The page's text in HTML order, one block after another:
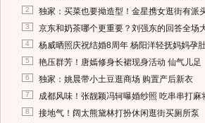
2 独家：买菜也要拗造型！金星携女逛街有派
3 京东和奶茶哪个更重要？刘强东的回答全场
4 杨威晒照庆祝结婚8周年 杨阳洋轻抚妈妈孕
5 艳压群芳！唐嫣修身长裙现身活动 仙气儿足
6 独家：姚晨带小土豆逛商场 购置产后新衣
7 成都风味！张靓颖冯轲曝婚纱照 吃串串打麻
8 接地气！阔太熊黛林打扮休闲逛街买厕所泵